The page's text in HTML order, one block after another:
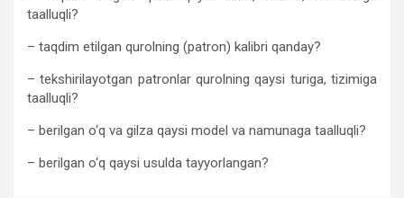
taalluqli?
– taqdim etilgan qurolning (patron) kalibri qanday?
– tekshirilayotgan patronlar qurolning qaysi turiga, tizimiga
taalluqli?
– berilgan o‘q va gilza qaysi model va namunaga taalluqli?
– berilgan o‘q qaysi usulda tayyorlangan?